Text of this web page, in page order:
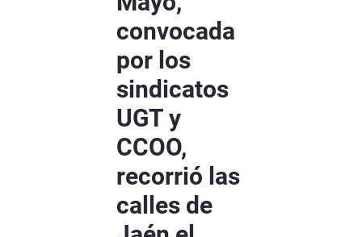
convocada
por los
sindicatos
UGT y
CCOO,
recorrió las
calles de